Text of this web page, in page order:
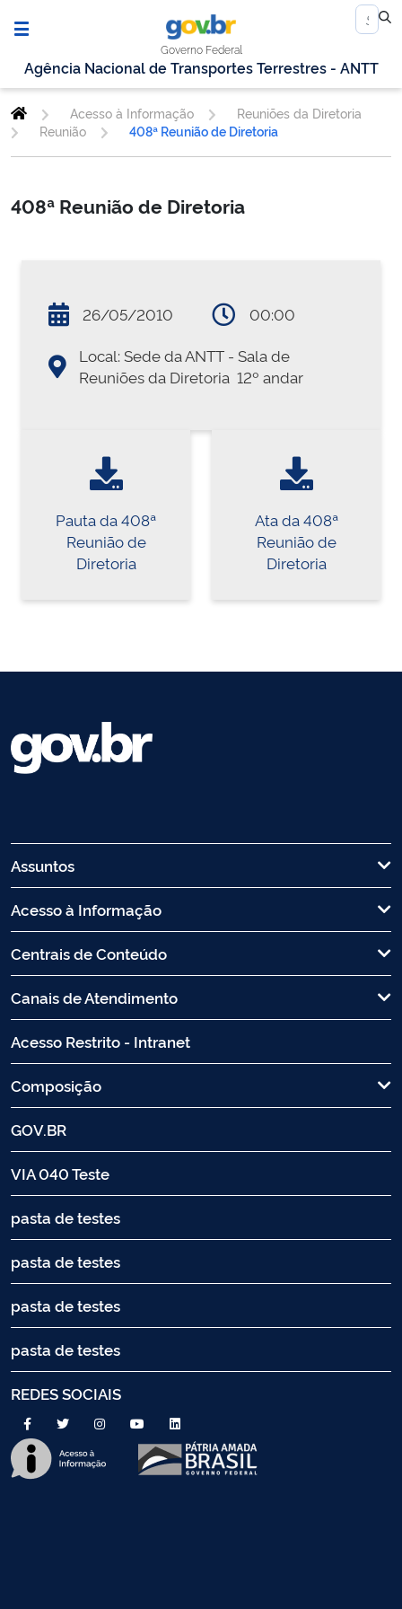
Governo Federal
Agência Nacional de Transportes Terrestres - ANTT
Acesso à Informação
Reuniões da Diretoria
Reunião
408ª Reunião de Diretoria
408ª Reunião de Diretoria
26/05/2010
00:00
Local: Sede da ANTT - Sala de
Reuniões da Diretoria  12º andar
Pauta da 408ª
Reunião de
Diretoria
Ata da 408ª
Reunião de
Diretoria
Assuntos
Acesso à Informação
Centrais de Conteúdo
Canais de Atendimento
Acesso Restrito - Intranet
Composição
GOV.BR
VIA 040 Teste
pasta de testes
pasta de testes
pasta de testes
pasta de testes
REDES SOCIAIS